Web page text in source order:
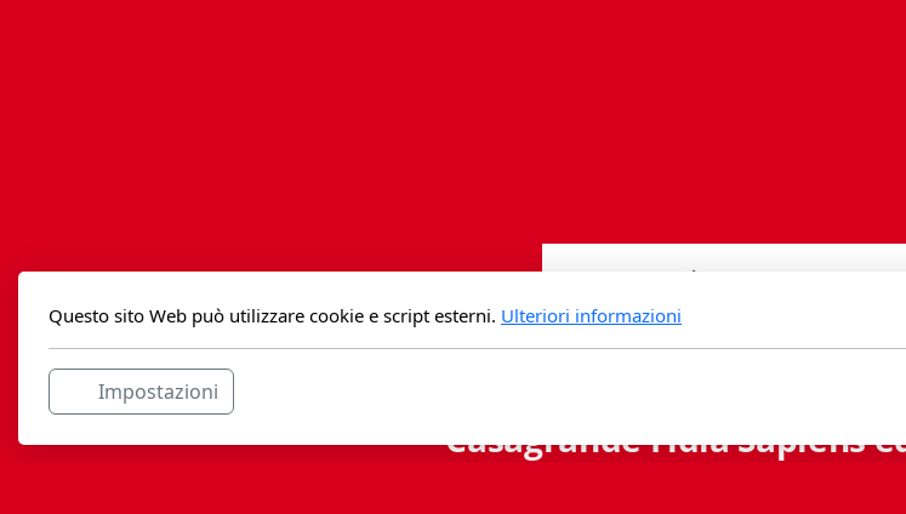
Casagrande Fidia Sapiens
Questo sito Web può utilizzare cookie e script esterni. Ulteriori informazioni
Impostazioni